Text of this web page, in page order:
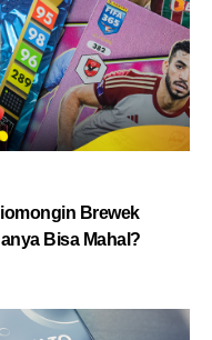
Brewek
Bisa Mahal?